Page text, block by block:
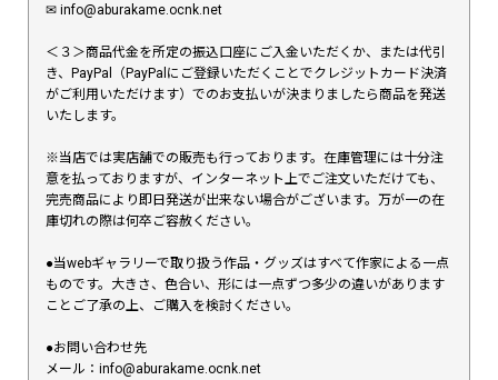
✉︎ info@aburakame.ocnk.net
＜３＞商品代金を所定の振込口座にご入金いただくか、または代引
き、PayPal（PayPalにご登録いただくことでクレジットカード決済
がご利用いただけます）でのお支払いが決まりましたら商品を発送
いたします。
※当店では実店舗での販売も行っております。在庫管理には十分注
意を払っておりますが、インターネット上でご注文いただけても、
完売商品により即日発送が出来ない場合がございます。万が一の在
庫切れの際は何卒ご容赦ください。
●当webギャラリーで取り扱う作品・グッズはすべて作家による一点
ものです。大きさ、色合い、形には一点ずつ多少の違いがあります
ことご了承の上、ご購入を検討ください。
●お問い合わせ先
メール：info@aburakame.ocnk.net